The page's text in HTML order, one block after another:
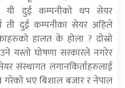
यी दुई कम्पनीको थप सेयर
ती दुई कम्पनीका सेयर अहिले
हालत के होला ? दोस्रो
यस्तो घोषणा सरकारले नगरेर
संस्थागत लगानकिर्ताहरुलाई
गरेको भए बिशाल बजार र नेपाल